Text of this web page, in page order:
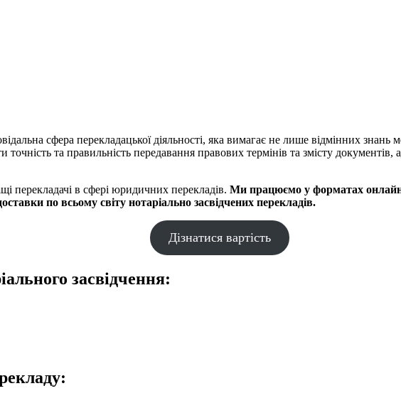
сфера перекладацької діяльності, яка вимагає не лише відмінних знань
та правильність передавання правових термінів та змісту
в сфері юридичних перекладів. Ми працюємо у форматах
по всьому світу нотаріально засвідчених перекладів.
Дізнатися вартість
засвідчення: